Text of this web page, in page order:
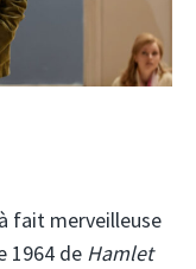
fait merveilleuse
1964 de Hamlet